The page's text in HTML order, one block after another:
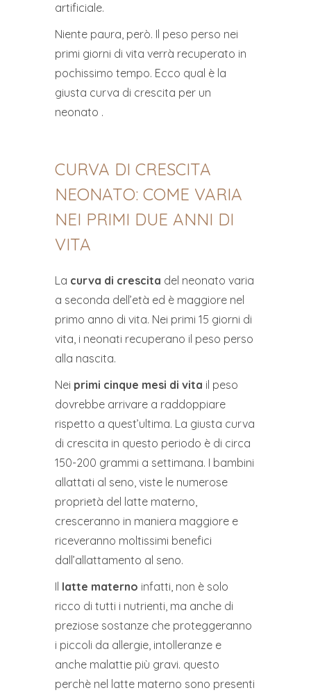
artificiale.
Niente paura, però. Il peso perso nei
primi giorni di vita verrà recuperato in
pochissimo tempo. Ecco qual è la
giusta curva di crescita per un
neonato .
CURVA DI CRESCITA
NEONATO: COME VARIA
NEI PRIMI DUE ANNI DI
VITA
La curva di crescita del neonato varia
a seconda dell’età ed è maggiore nel
primo anno di vita. Nei primi 15 giorni di
vita, i neonati recuperano il peso perso
alla nascita.
Nei primi cinque mesi di vita il peso
dovrebbe arrivare a raddoppiare
rispetto a quest’ultima. La giusta curva
di crescita in questo periodo è di circa
150-200 grammi a settimana. I bambini
allattati al seno, viste le numerose
proprietà del latte materno,
cresceranno in maniera maggiore e
riceveranno moltissimi benefici
dall’allattamento al seno.
Il latte materno infatti, non è solo
ricco di tutti i nutrienti, ma anche di
preziose sostanze che proteggeranno
i piccoli da allergie, intolleranze e
anche malattie più gravi. questo
perchè nel latte materno sono presenti